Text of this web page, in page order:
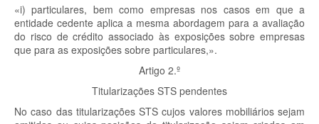
«i) particulares, bem como empresas nos casos em que a
entidade cedente aplica a mesma abordagem para a avaliação
do risco de crédito associado às exposições sobre empresas
que para as exposições sobre particulares,».
Artigo 2.º
Titularizações STS pendentes
No caso das titularizações STS cujos valores mobiliários sejam